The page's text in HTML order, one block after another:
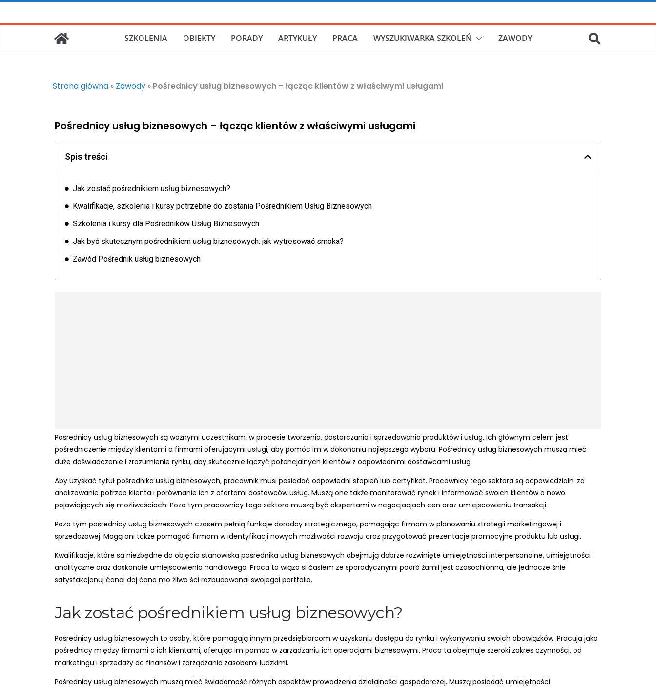
SZKOLENIA OBIEKTY PORADY ARTYKUŁY PRACA WYSZUKIWARKA SZKOLEŃ ZAWODY
Strona główna » Zawody » Pośrednicy usług biznesowych – łącząc klientów z właściwymi usługami
Pośrednicy usług biznesowych – łącząc klientów z właściwymi usługami
Spis treści
Jak zostać pośrednikiem usług biznesowych?
Kwalifikacje, szkolenia i kursy potrzebne do zostania Pośrednikiem Usług Biznesowych
Szkolenia i kursy dla Pośredników Usług Biznesowych
Jak być skutecznym pośrednikiem usług biznesowych: jak wytresować smoka?
Zawód Pośrednik usług biznesowych
Pośrednicy usług biznesowych są ważnymi uczestnikami w procesie tworzenia, dostarczania i sprzedawania produktów i usług. Ich głównym celem jest
pośredniczenie między klientami a firmami oferującymi usługi, aby pomóc im w dokonaniu najlepszego wyboru. Pośrednicy usług biznesowych muszą mieć
duże doświadczenie i zrozumienie rynku, aby skutecznie łączyć potencjalnych klientów z odpowiednimi dostawcami usług.
Aby uzyskać tytuł pośrednika usług biznesowych, pracownik musi posiadać odpowiedni stopień lub certyfikat. Pracownicy tego sektora są odpowiedzialni za
analizowanie potrzeb klienta i porównanie ich z ofertami dostawców usług. Muszą one także monitorować rynek i informować swoich klientów o nowo
pojawiających się możliwościach. Poza tym pracownicy tego sektora muszą być ekspertami w negocjacjach cen oraz umiejscowieniu transakcji.
Poza tym pośrednicy usług biznesowych czasem pełnią funkcje doradcy strategicznego, pomagając firmom w planowaniu strategii marketingowej i
sprzedażowej. Mogą oni także pomagać firmom w identyfikacji nowych możliwości rozwoju oraz przygotować prezentacje promocyjne produktu lub usługi.
Kwalifikacje, które są niezbędne do objęcia stanowiska pośrednika usług biznesowych obejmują dobrze rozwinięte umiejętności interpersonalne, umiejętności
analityczne oraz doskonałe umiejscowienia handlowego. Praca ta wiąza si ćasiem ze sporadycznymi podró żamii jest czasochlonna, ale jednocze śnie
satysfakcjonuj ćanai daj ćana mo żliwo ści rozbudowanai swojegoi portfolio.
Jak zostać pośrednikiem usług biznesowych?
Pośrednicy usług biznesowych to osoby, które pomagają innym przedsiębiorcom w uzyskaniu dostępu do rynku i wykonywaniu swoich obowiązków. Pracują jako
pośrednicy między firmami a ich klientami, oferując im pomoc w zarządzaniu ich operacjami biznesowymi. Praca ta obejmuje szeroki zakres czynności, od
marketingu i sprzedaży do finansów i zarządzania zasobami ludzkimi.
Pośrednicy usług biznesowych muszą mieć świadomość różnych aspektów prowadzenia działalności gospodarczej. Muszą posiadać umiejętności